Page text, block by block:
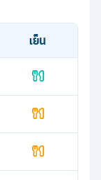
เย็น